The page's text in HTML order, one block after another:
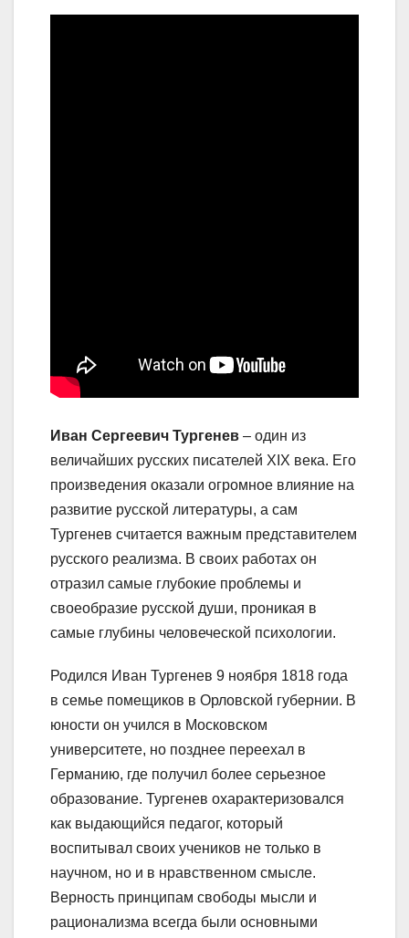
Иван Сергеевич Тургенев – один из
величайших русских писателей XIX века. Его
произведения оказали огромное влияние на
развитие русской литературы, а сам
Тургенев считается важным представителем
русского реализма. В своих работах он
отразил самые глубокие проблемы и
своеобразие русской души, проникая в
самые глубины человеческой психологии.
Родился Иван Тургенев 9 ноября 1818 года
в семье помещиков в Орловской губернии. В
юности он учился в Московском
университете, но позднее переехал в
Германию, где получил более серьезное
образование. Тургенев охарактеризовался
как выдающийся педагог, который
воспитывал своих учеников не только в
научном, но и в нравственном смысле.
Верность принципам свободы мысли и
рационализма всегда были основными